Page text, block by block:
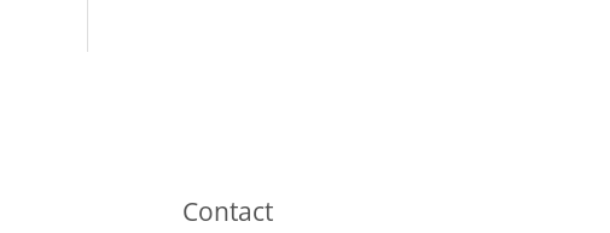
Contact